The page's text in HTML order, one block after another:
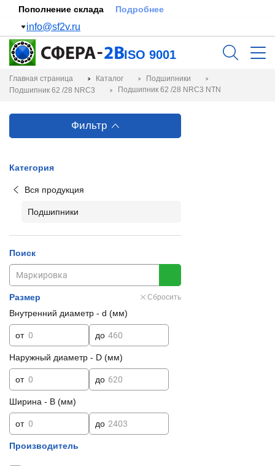
Пополнение склада Подробнее
info@sf2v.ru
ISO 9001
Главная страница Каталог
Подшипники
Подшипник 62 /28 NRC3
Подшипник 62 /28 NRC3 NTN
Фильтр
Категория
Вся продукция
Подшипники
Поиск
Размер Сбросить
Внутренний диаметр - d (мм)
от до
Наружный диаметр - D (мм)
от до
Ширина - B (мм)
от до
Производитель